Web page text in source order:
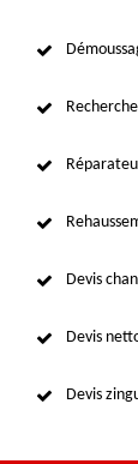
Devis
Devis
Devis